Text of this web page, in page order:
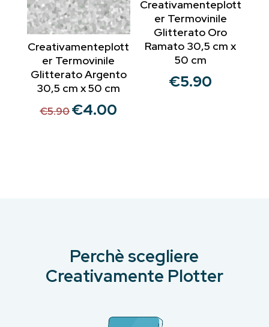
Creativamenteplott
er Termovinile
Glitterato Argento
30,5 cm x 50 cm
€5.90 Il
€4.00
Creativamenteplott
er Termovinile
Glitterato Oro
Ramato 30,5 cm x
50 cm
€5.90
Perchè scegliere
Creativamente Plotter